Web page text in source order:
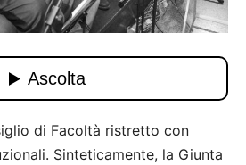
di Facoltà ristretto con
Sinteticamente, la Giunta